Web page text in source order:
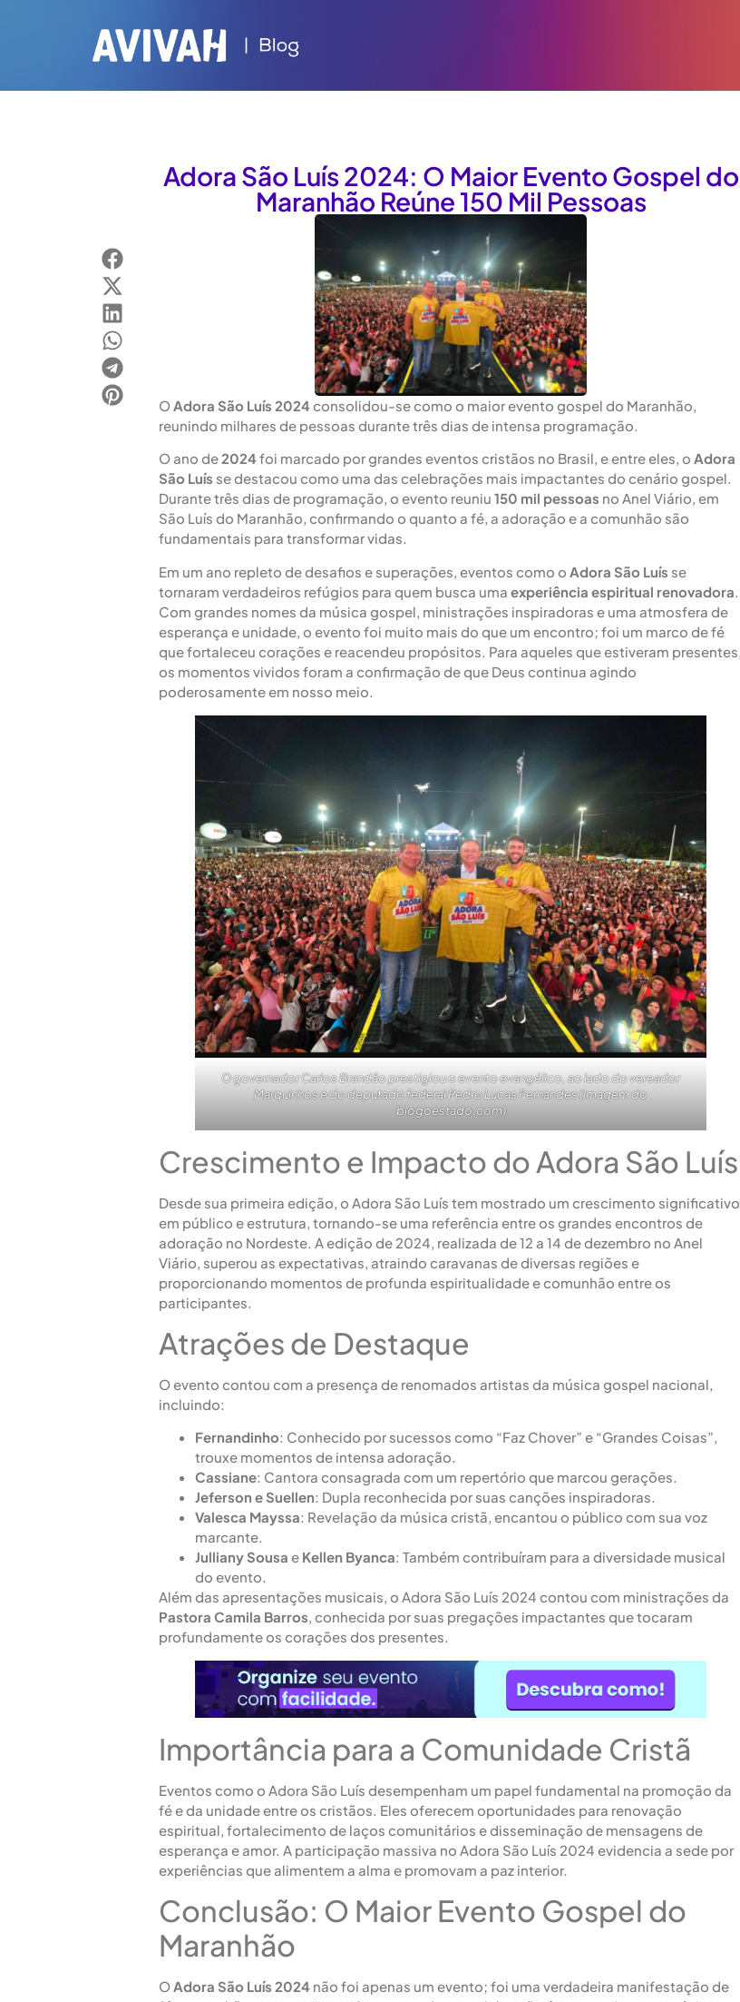
Adora São Luís 2024: O Maior Evento Gospel do
Maranhão Reúne 150 Mil Pessoas
OAdora São Luís 2024consolidou-se como o maior evento gospel do Maranhão,
reunindo milhares de pessoas durante três dias de intensa programação.
O ano de2024foi marcado por grandes eventos cristãos no Brasil, e entre eles, o Adora
São Luís se destacou como uma das celebrações mais impactantes do cenário gospel.
Durante três dias de programação, o evento reuniu 150 mil pessoas no Anel Viário, em
São Luís do Maranhão, confirmando o quanto a fé, a adoração e a comunhão são
fundamentais para transformar vidas.
Em um ano repleto de desafios e superações, eventos como o Adora São Luís se
tornaram verdadeiros refúgios para quem busca uma experiência espiritual renovadora
Com grandes nomes da música gospel, ministrações inspiradoras e uma atmosfera de
esperança e unidade, o evento foi muito mais do que um encontro; foi um marco de fé
que fortaleceu corações e reacendeu propósitos. Para aqueles que estiveram presentes,
os momentos vividos foram a confirmação de que Deus continua agindo
poderosamente em nosso meio.
O governador Carlos Brandão prestigiou o evento evangélico, ao lado do vereador
Marquinhos e do deputado federal Pedro Lucas Fernandes (Imagem do
blogoestado.com)
Crescimento e Impacto do Adora São Luís
Desde sua primeira edição, o Adora São Luís tem mostrado um crescimento significativo
em público e estrutura, tornando-se uma referência entre os grandes encontros de
adoração no Nordeste. A edição de 2024, realizada de 12 a 14 de dezembro no Anel
Viário, superou as expectativas, atraindo caravanas de diversas regiões e
proporcionando momentos de profunda espiritualidade e comunhão entre os
participantes.
Atrações de Destaque
O evento contou com a presença de renomados artistas da música gospel nacional,
incluindo:
Fernandinho: Conhecido por sucessos como “Faz Chover” e “Grandes Coisas”,
trouxe momentos de intensa adoração.
Cassiane: Cantora consagrada com um repertório que marcou gerações.
Jeferson e Suellen: Dupla reconhecida por suas canções inspiradoras.
Valesca Mayssa: Revelação da música cristã, encantou o público com sua voz
marcante.
Julliany Sousa e Kellen Byanca: Também contribuíram para a diversidade musical
do evento.
Além das apresentações musicais, o Adora São Luís 2024 contou com ministrações da
Pastora Camila Barros, conhecida por suas pregações impactantes que tocaram
profundamente os corações dos presentes.
Importância para a Comunidade Cristã
Eventos como o Adora São Luís desempenham um papel fundamental na promoção da
fé e da unidade entre os cristãos. Eles oferecem oportunidades para renovação
espiritual, fortalecimento de laços comunitários e disseminação de mensagens de
esperança e amor. A participação massiva no Adora São Luís 2024 evidencia a sede por
experiências que alimentem a alma e promovam a paz interior.
Conclusão: O Maior Evento Gospel do
Maranhão
OAdora São Luís 2024 não foi apenas um evento; foi uma verdadeira manifestação de